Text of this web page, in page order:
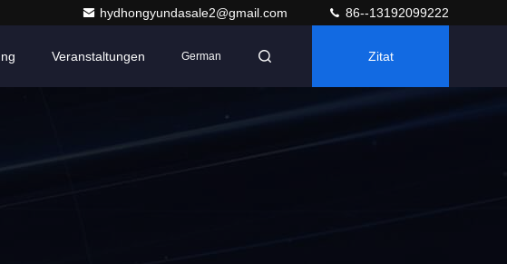
hydhongyundasale2@gmail.com 86--13192099222
Veranstaltungen German Zitat